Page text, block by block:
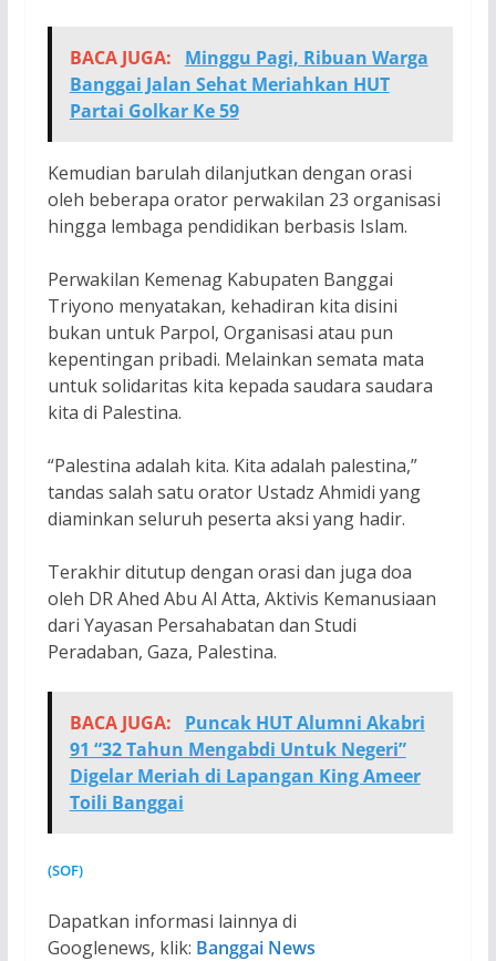
BACA JUGA:
Minggu Pagi, Ribuan Warga
Banggai Jalan Sehat Meriahkan HUT
Partai Golkar Ke 59
Kemudian barulah dilanjutkan dengan orasi
oleh beberapa orator perwakilan 23 organisasi
hingga lembaga pendidikan berbasis Islam.
Perwakilan Kemenag Kabupaten Banggai
Triyono menyatakan, kehadiran kita disini
bukan untuk Parpol, Organisasi atau pun
kepentingan pribadi. Melainkan semata mata
untuk solidaritas kita kepada saudara saudara
kita di Palestina.
“Palestina adalah kita. Kita adalah palestina,”
tandas salah satu orator Ustadz Ahmidi yang
diaminkan seluruh peserta aksi yang hadir.
Terakhir ditutup dengan orasi dan juga doa
oleh DR Ahed Abu Al Atta, Aktivis Kemanusiaan
dari Yayasan Persahabatan dan Studi
Peradaban, Gaza, Palestina.
BACA JUGA:
Puncak HUT Alumni Akabri
91 “32 Tahun Mengabdi Untuk Negeri”
Digelar Meriah di Lapangan King Ameer
Toili Banggai
(SOF)
Dapatkan informasi lainnya di
Googlenews, klik: Banggai News